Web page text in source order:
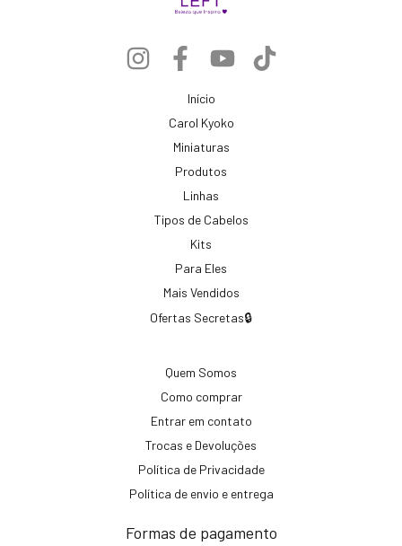
Início
Carol Kyoko
Miniaturas
Produtos
Linhas
Tipos de Cabelos
Kits
Para Eles
Mais Vendidos
Ofertas Secretas🔒
Quem Somos
Como comprar
Entrar em contato
Trocas e Devoluções
Política de Privacidade
Política de envio e entrega
Formas de pagamento